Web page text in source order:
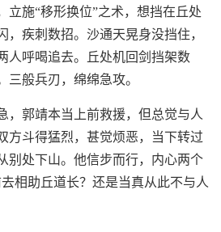
立施“移形换位”之术，想挡在丘处
，疾刺数招。沙通天晃身没挡住，
人呼喝追去。丘处机回剑挡架数
三般兵刃，绵绵急攻。
，郭靖本当上前救援，但总觉与人
方斗得猛烈，甚觉烦恶，当下转过
别处下山。他信步而行，内心两个
相助丘道长？还是当真从此不与人